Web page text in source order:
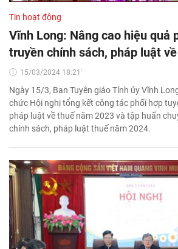
Tin hoạt động
Vĩnh Long: Nâng cao hiệu quả
truyền chính sách, pháp luật
15/03/2024 18:21'
Ngày 15/3, Ban Tuyên giáo Tỉnh ủy Vĩnh
chức Hội nghị tổng kết công tác phối hợp
pháp luật về thuế năm 2023 và tập huấn
chính sách, pháp luật thuế năm 2024.